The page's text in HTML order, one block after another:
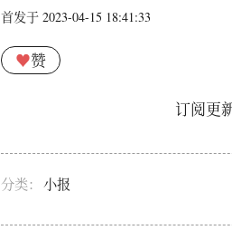
首发于 2023-04-15 18:41:33
♥赞
订阅更
分类： 小报